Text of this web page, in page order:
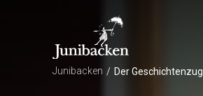
Junibacken / Der Geschichtenzug